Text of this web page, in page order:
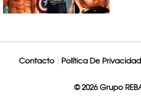
Contacto Política De Privacidad
© 2026 Grupo